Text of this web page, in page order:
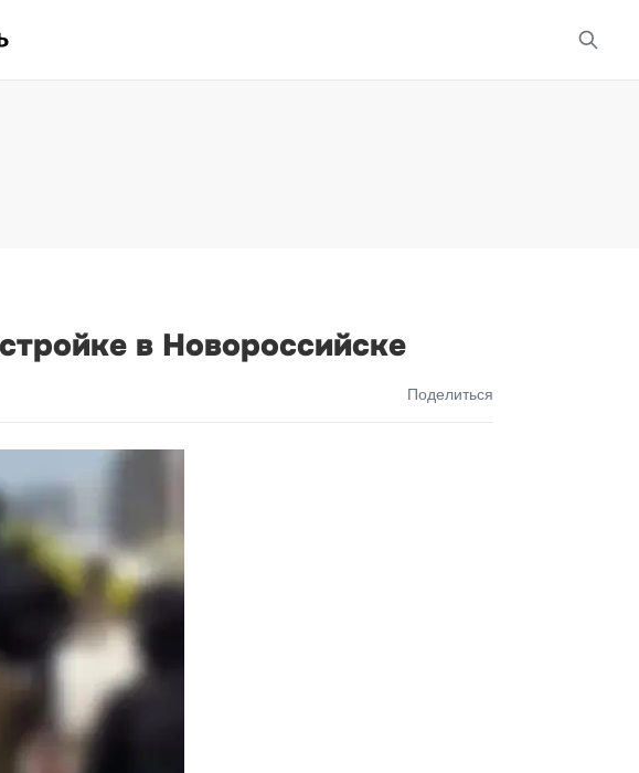
в Новороссийске
Поделиться